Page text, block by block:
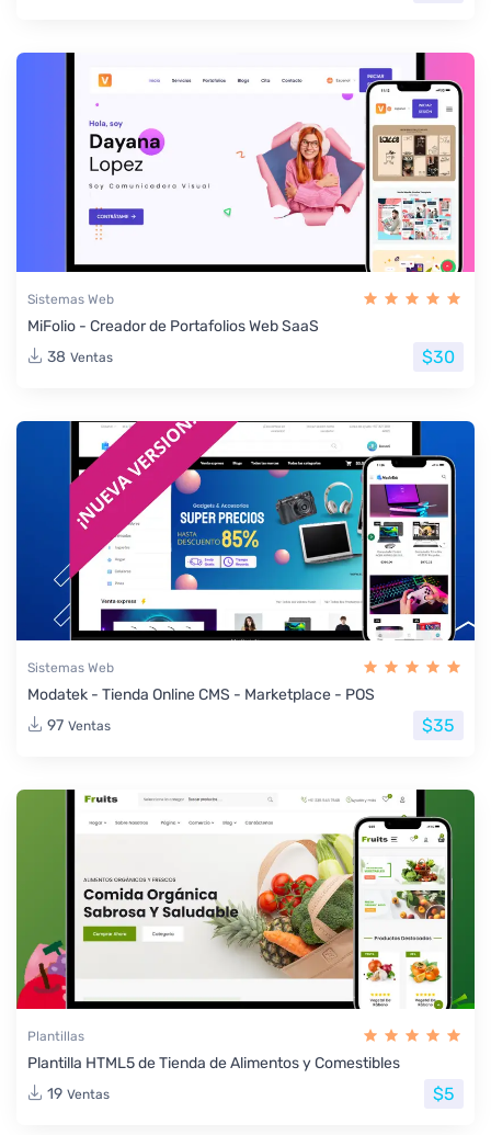
Sistemas Web
MiFolio - Creador de Portafolios Web SaaS
38 Ventas $30
Sistemas Web
Modatek - Tienda Online CMS - Marketplace - POS
97 Ventas $35
Plantillas
Plantilla HTML5 de Tienda de Alimentos y Comestibles
19 Ventas $5